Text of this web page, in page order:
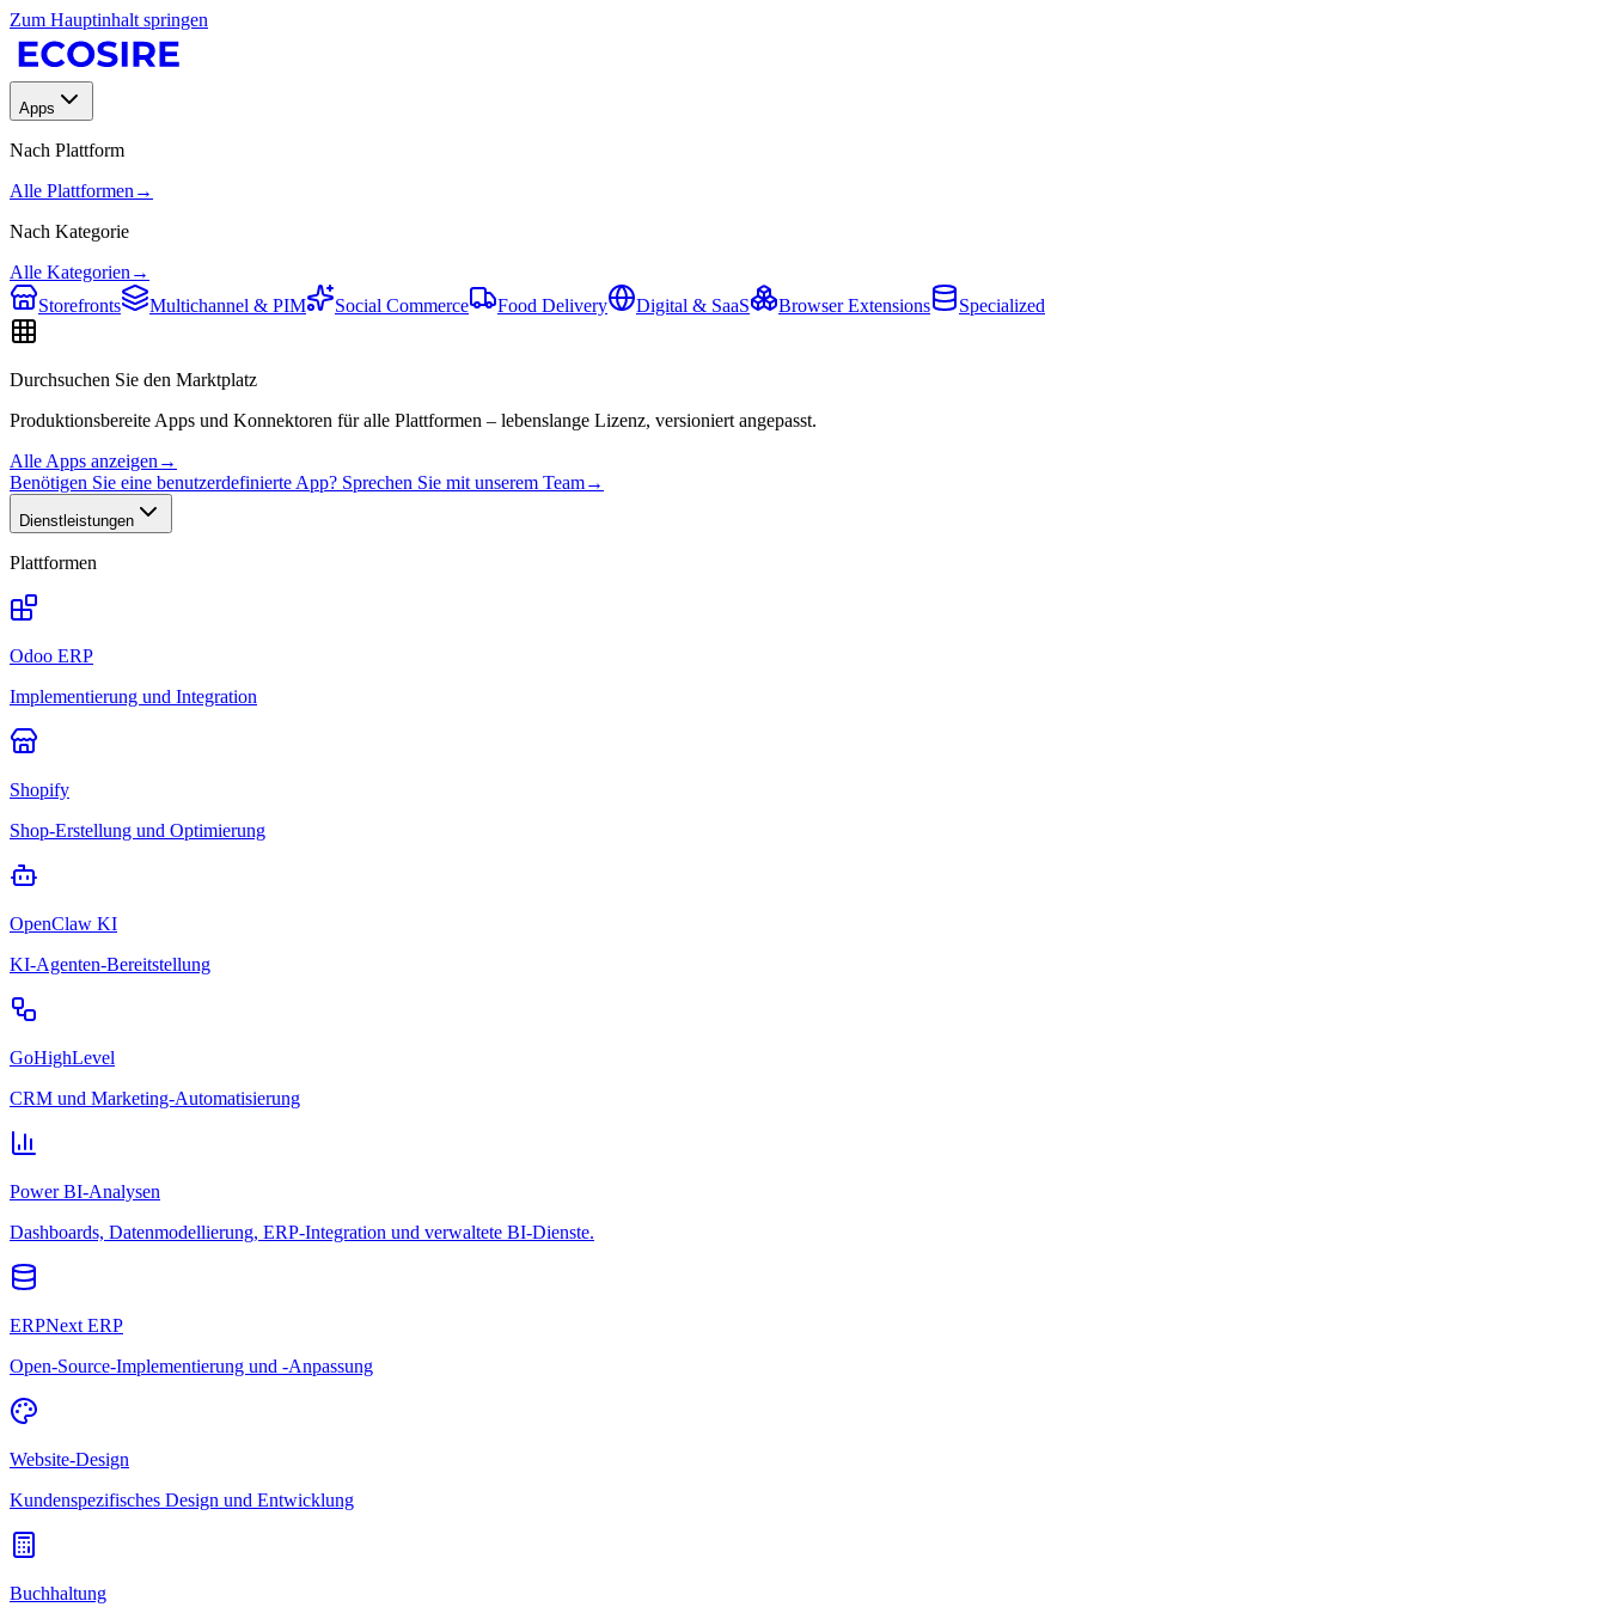
Zum Hauptinhalt springen
Apps
Nach Plattform
Alle Plattformen →
Nach Kategorie
Alle Kategorien →
Storefronts
Multichannel & PIM Social Commerce Food Delivery Digital & SaaS Browser Extensions Specialized
Durchsuchen Sie den Marktplatz
Produktionsbereite Apps und Konnektoren für alle Plattformen – lebenslange Lizenz, versioniert angepasst.
Alle Apps anzeigen →
Benötigen Sie eine benutzerdefinierte App? Sprechen Sie mit unserem Team→
Dienstleistungen
Plattformen
Odoo ERP
Implementierung und Integration
Shopify
Shop-Erstellung und Optimierung
OpenClaw KI
KI-Agenten-Bereitstellung
GoHighLevel
CRM und Marketing-Automatisierung
Power BI-Analysen
Dashboards, Datenmodellierung, ERP-Integration und verwaltete BI-Dienste.
ERPNext ERP
Open-Source-Implementierung und -Anpassung
Website-Design
Kundenspezifisches Design und Entwicklung
Buchhaltung